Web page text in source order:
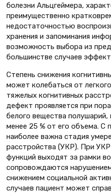
болезни Альцгеймера,
преимущественно
недостаточностью
хранения и запоминания
возможность выбора из
большинстве случаев
Степень снижения
может колебаться от
тяжелых когнитивных
дефект проявляется при
белого вещества полушарий,
менее 25 % от его объема. C
наиболее важна стадия
расстройства (УКР). При УКР
функций выходят за рамки
сопровождаются
снижением социальной
случаев пациент может